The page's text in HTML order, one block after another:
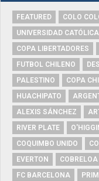
FEATURED COLO
UNIVERSIDAD CATÓLICA
COPA LIBERTADORES
FUTBOL CHILENO
PALESTINO
COPA
HUACHIPATO
ALEXIS SÁNCHEZ
RIVER PLATE
COQUIMBO UNIDO
EVERTON
COBRELOA
FC BARCELONA